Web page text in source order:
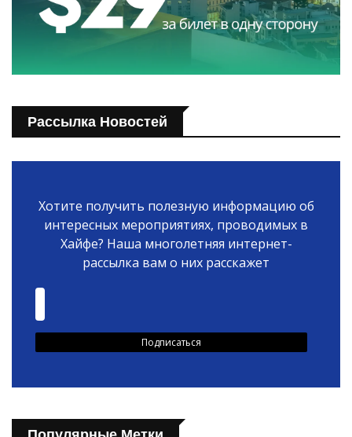
Рассылка Новостей
Хотите получить полезную информацию об
интересных мероприятиях, проводимых в
Хайфе? Наша многолетняя интернет-
рассылка вам о них расскажет